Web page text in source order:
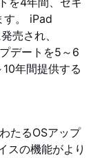
す。 iPad
売され、
デートを5～6
年間提供する
たるOSアップ
スの機能がより